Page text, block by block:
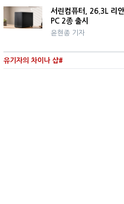
서린컴퓨터, 26.3L 리
PC 2종 출시
윤현종 기자
유기자의 차이나 샵#